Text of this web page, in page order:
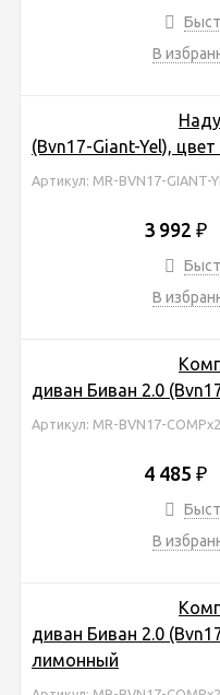
В
(Bvn17-Giant-Yel),
Артикул: MR-BVN17-GIANT-
3 992 ₽
В
диван Биван 2.0
Артикул: MR-BVN17-
4 485 ₽
В
диван Биван 2.0
лимонный